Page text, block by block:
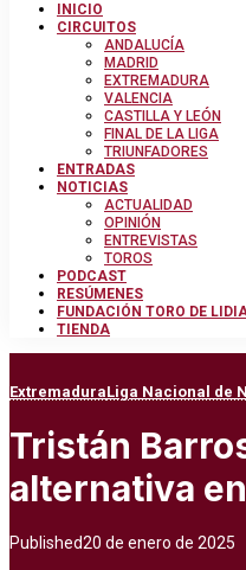
INICIO
CIRCUITOS
ANDALUCÍA
MADRID
EXTREMADURA
VALENCIA
CASTILLA Y LEÓN
FINAL DE LA LIGA
TRIUNFADORES
ENTRADAS
NOTICIAS
ACTUALIDAD
OPINIÓN
ENTREVISTAS
TOROS
PODCAST
RESÚMENES
FUNDACIÓN TORO DE
TIENDA
ExtremaduraLiga Nacional de
Tristán
alternativa
Published20 de enero de 2025